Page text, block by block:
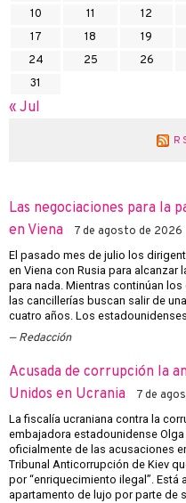
10
11 12
17
18 19
24
25 26
31
« Jul
Las negociaciones para la
en Viena
7 de agosto de 2026
El pasado mes de julio los
en Viena con Rusia para alcanzar
para nada. Mientras continúan
las cancillerías buscan salir de
cuatro años. Los
Redacción
Acusada de corrupción la
Unidos en Ucrania
7 de
La fiscalía ucraniana contra la
embajadora estadounidense
oficialmente de las acusaciones
Tribunal Anticorrupción de Kiev
por “enriquecimiento ilegal”. Está
apartamento de lujo por parte de